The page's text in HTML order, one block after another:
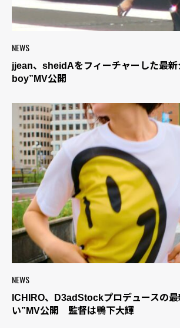
NEWS
jjean、sheidAをフィーチャーした最
boy”MV公開
NEWS
ICHIRO、D3adStockプロデュースの
い”MV公開 監督は鴨下大輝